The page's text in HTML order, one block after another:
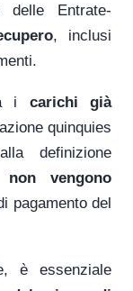
delle Entrate-
, inclusi
i carichi già
quinquies
definizione
vengono
pagamento del
è essenziale